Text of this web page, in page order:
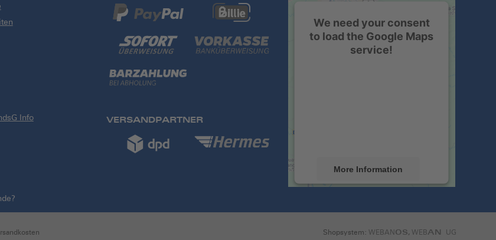
Info
VERSANDPARTNER
We need your consent
to load the Google Maps
service!
More Information
Consent Management Platform
Shopsystem: WEBANOS, WEBAN UG